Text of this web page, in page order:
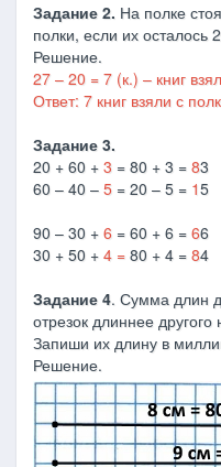
Задание 2. На полке
полки, если их осталось
Решение.
27 – 20 = 7 (к.) – книг
Ответ: 7 книг взяли с
Задание 3.
20 + 60 + 3 = 80 + 3 = 83
60 – 40 – 5 = 20 – 5 = 15
90 – 30 + 6 = 60 + 6 = 66
30 + 50 + 4 = 80 + 4 = 84
Задание 4. Сумма длин
отрезок длиннее
Запиши их длину в
Решение.